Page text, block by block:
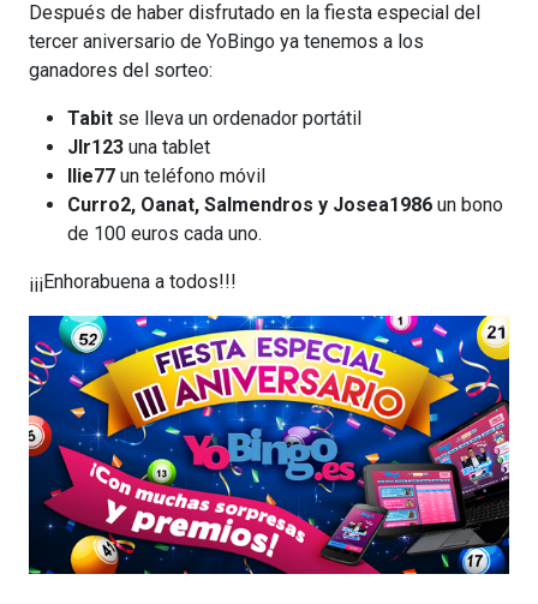
Después de haber disfrutado en la fiesta especial del
tercer aniversario de YoBingo ya tenemos a los
ganadores del sorteo:
Tabit se lleva un ordenador portátil
Jlr123 una tablet
Ilie77 un teléfono móvil
Curro2, Oanat, Salmendros y Josea1986 un bono
de 100 euros cada uno.
¡¡¡Enhorabuena a todos!!!